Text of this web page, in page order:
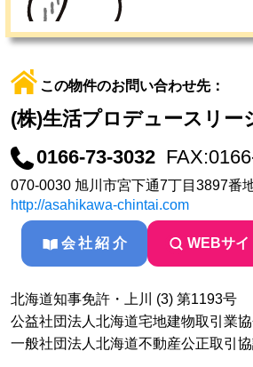
この物件のお問い合わせ先：
(株)生活プロデュースリー
0166-73-3032
070-0030 旭川市宮下通7丁目3897番
http://asahikawa-chintai.com
会社紹介 WEBサイ
北海道知事免許・上川 (3) 第1193号
公益社団法人北海道宅地建物取引業
一般社団法人北海道不動産公正取引